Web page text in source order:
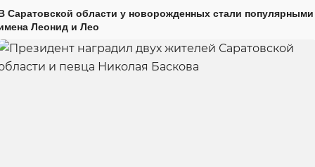
Саратовской области у новорожденных стали популярными
Леонид и Лео